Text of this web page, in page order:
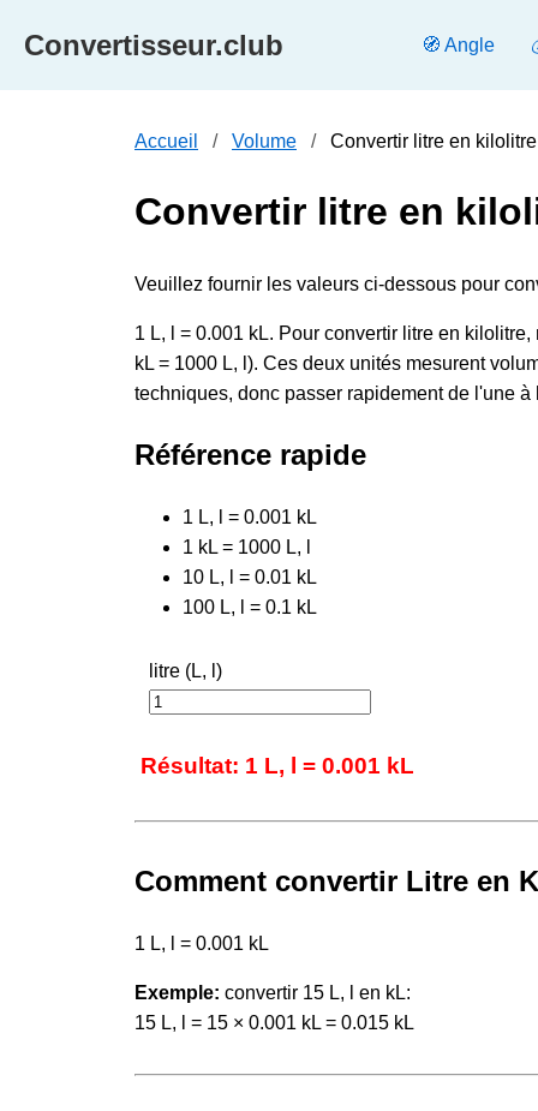
Convertisseur.club 🧭 Angle
Accueil Volume Convertir litre en
Convertir litre en
Veuillez fournir les valeurs ci-dessous pour
1 L, l = 0.001 kL. Pour convertir litre en
kL = 1000 L, l). Ces deux unités mesurent
techniques, donc passer rapidement de l'une à
Référence rapide
1 L, l = 0.001 kL
1 kL = 1000 L, l
10 L, l = 0.01 kL
100 L, l = 0.1 kL
litre (L, l)
Résultat: 1 L, l = 0.001 kL
Comment convertir Litre en
1 L, l = 0.001 kL
Exemple: convertir 15 L, l en kL:
15 L, l = 15 × 0.001 kL = 0.015 kL